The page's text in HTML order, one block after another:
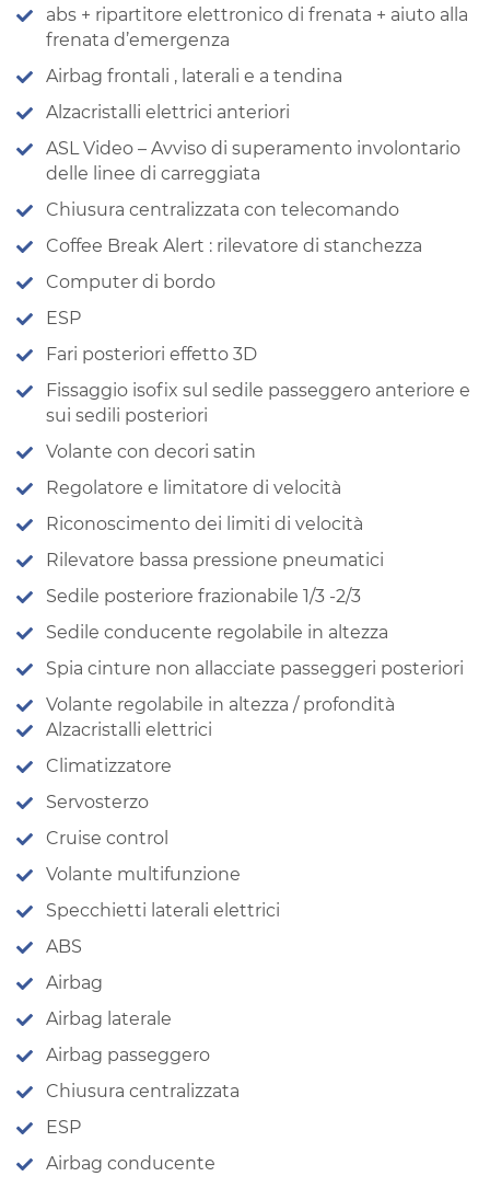
abs + ripartitore elettronico di frenata + aiuto alla
frenata d’emergenza
Airbag frontali , laterali e a tendina
Alzacristalli elettrici anteriori
ASL Video – Avviso di superamento involontario
delle linee di carreggiata
Chiusura centralizzata con telecomando
Coffee Break Alert : rilevatore di stanchezza
Computer di bordo
ESP
Fari posteriori effetto 3D
Fissaggio isofix sul sedile passeggero anteriore e
sui sedili posteriori
Volante con decori satin
Regolatore e limitatore di velocità
Riconoscimento dei limiti di velocità
Rilevatore bassa pressione pneumatici
Sedile posteriore frazionabile 1/3 -2/3
Sedile conducente regolabile in altezza
Spia cinture non allacciate passeggeri posteriori
Volante regolabile in altezza / profondità
Alzacristalli elettrici
Climatizzatore
Servosterzo
Cruise control
Volante multifunzione
Specchietti laterali elettrici
ABS
Airbag
Airbag laterale
Airbag passeggero
Chiusura centralizzata
ESP
Airbag conducente